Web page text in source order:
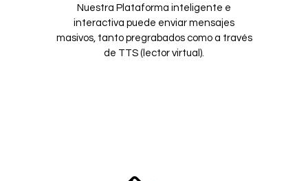
Nuestra Plataforma inteligente e
interactiva puede enviar mensajes
masivos, tanto pregrabados como a través
de TTS (lector virtual).